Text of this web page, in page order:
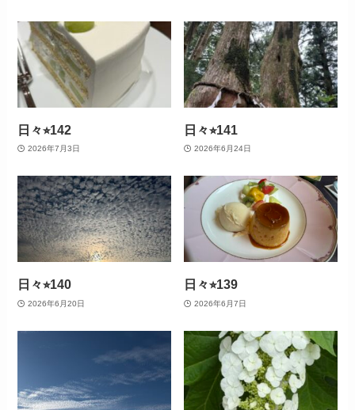
日々⭐︎142
2026年7月3日
日々⭐︎141
2026年6月24日
日々⭐︎140
2026年6月20日
日々⭐︎139
2026年6月7日